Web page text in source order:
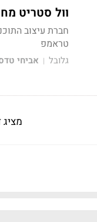
וול סטריט
חברת עיצוב
טראמפ
גלובל | אביחי
מציג דף 1